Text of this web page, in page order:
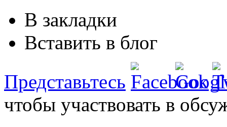
В закладки
Вставить в блог
Представьтесь
чтобы участвовать в